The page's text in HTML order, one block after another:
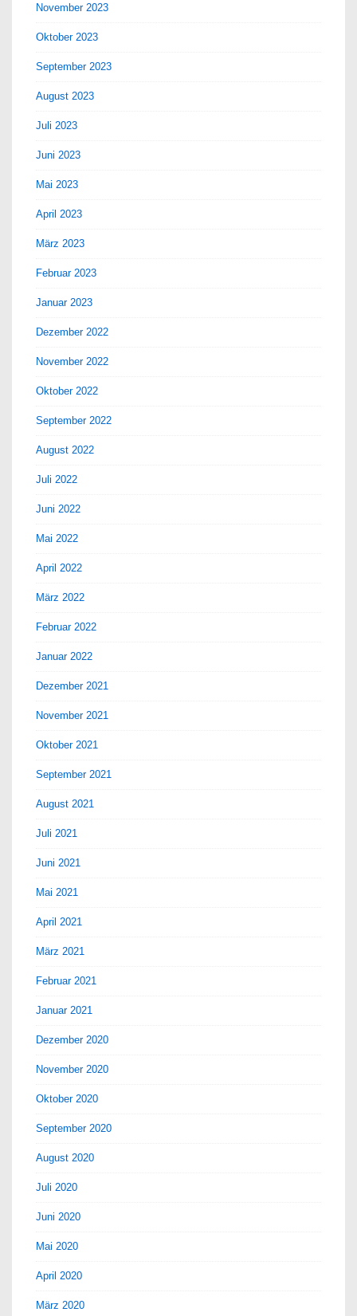
November 2023
Oktober 2023
September 2023
August 2023
Juli 2023
Juni 2023
Mai 2023
April 2023
März 2023
Februar 2023
Januar 2023
Dezember 2022
November 2022
Oktober 2022
September 2022
August 2022
Juli 2022
Juni 2022
Mai 2022
April 2022
März 2022
Februar 2022
Januar 2022
Dezember 2021
November 2021
Oktober 2021
September 2021
August 2021
Juli 2021
Juni 2021
Mai 2021
April 2021
März 2021
Februar 2021
Januar 2021
Dezember 2020
November 2020
Oktober 2020
September 2020
August 2020
Juli 2020
Juni 2020
Mai 2020
April 2020
März 2020